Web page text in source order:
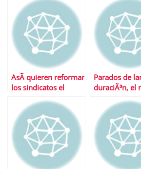
juego laboral
reforma
AsÃ­ quieren reformar
los sindicatos el
Parados de
duraciÃ³n, el
economÃ­a